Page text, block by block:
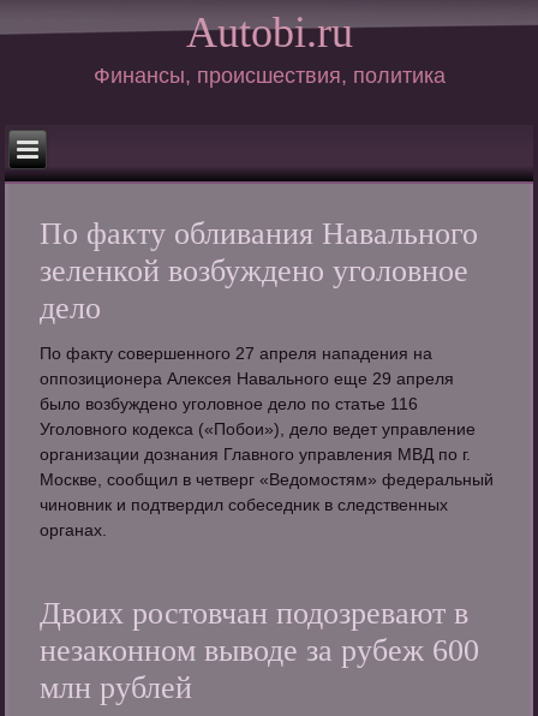
Autobi.ru
Финансы, происшествия, политика
По факту обливания Навального
зеленкой возбуждено уголовное
дело
По факту совершенного 27 апреля нападения на
оппозиционера Алексея Навального еще 29 апреля
было возбуждено уголовное дело по статье 116
Уголовного кодекса («Побои»), дело ведет управление
организации дознания Главного управления МВД по г.
Москве, сообщил в четверг «Ведомостям» федеральный
чиновник и подтвердил собеседник в следственных
органах.
Двоих ростовчан подозревают в
незаконном выводе за рубеж 600
млн рублей